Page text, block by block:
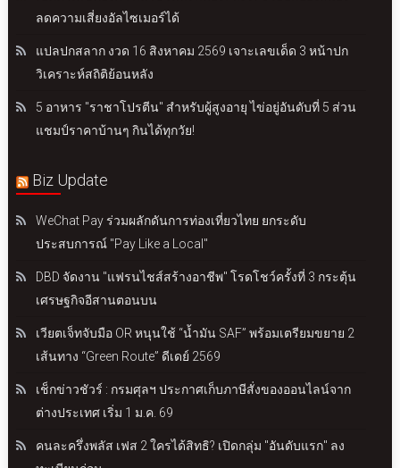
ลดความเสี่ยงอัลไซเมอร์ได้
แปลปกสลาก งวด 16 สิงหาคม 2569 เจาะเลขเด็ด 3 หน้าปก
วิเคราะห์สถิติย้อนหลัง
5 อาหาร "ราชาโปรตีน" สำหรับผู้สูงอายุ ไข่อยู่อันดับที่ 5 ส่วน
แชมป์ราคาบ้านๆ กินได้ทุกวัย!
Biz Update
WeChat Pay ร่วมผลักดันการท่องเที่ยวไทย ยกระดับ
ประสบการณ์ "Pay Like a Local"
DBD จัดงาน "แฟรนไชส์สร้างอาชีพ" โรดโชว์ครั้งที่ 3 กระตุ้น
เศรษฐกิจอีสานตอนบน
เวียตเจ็ทจับมือ OR หนุนใช้ “น้ำมัน SAF” พร้อมเตรียมขยาย 2
เส้นทาง “Green Route” ดีเดย์ 2569
เช็กข่าวชัวร์ : กรมศุลฯ ประกาศเก็บภาษีสั่งของออนไลน์จาก
ต่างประเทศ เริ่ม 1 ม.ค. 69
คนละครึ่งพลัส เฟส 2 ใครได้สิทธิ? เปิดกลุ่ม "อันดับแรก" ลง